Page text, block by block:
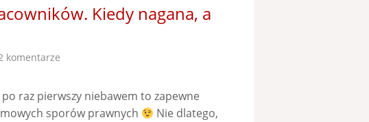
Kiedy nagana, a
komentarze
po raz pierwszy niebawem to zapewne
sporów prawnych
Nie dlatego,